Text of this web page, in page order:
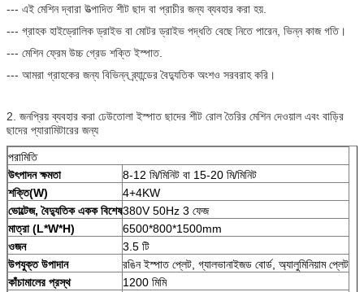
--- এই মেশিন দ্বারা উত্পাদিত শীট ছাদ বা প্রাচীর জন্য ব্যবহার করা হয়.
--- গ্রাহক হাইড্রোলিক ড্রাইভ বা মোটর ড্রাইভ পদ্ধতি বেছে নিতে পারেন, ভিন্ন কাজ গতি।
--- মেশিন ফ্রেম উচ্চ গ্রেড শক্তি ইস্পাত.
--- আমরা গ্রাহকের জন্য বিভিন্ন ব্র্যান্ডের বৈদ্যুতিক অংশও সরবরাহ করি।
2. জনপ্রিয় ব্যবহার করা ঢেউতোলা ইস্পাত ছাদের শীট রোল তৈরির মেশিন দেওয়াল এবং বাড়ির
ছাদের প্যারামিটারের জন্য
পরামিতি
উৎপাদন ক্ষমতা
8-12 মি/মিনিট বা 15-20 মি/মিনিট
শক্তি(W)
4+4KW
ভোল্টেজ, বৈদ্যুতিক একক বিশেষ380V 50Hz 3 ফেজ
মাত্রা (L*W*H)
6500*800*1500mm
ওজন
3.5 টি
উপযুক্ত উপাদান
রঙিন ইস্পাত প্লেট, গ্যালভানাইজড বোর্ড, অ্যালুমিনিয়াম প্লেট
কাঁচামালের প্রস্থ
1200 মিমি